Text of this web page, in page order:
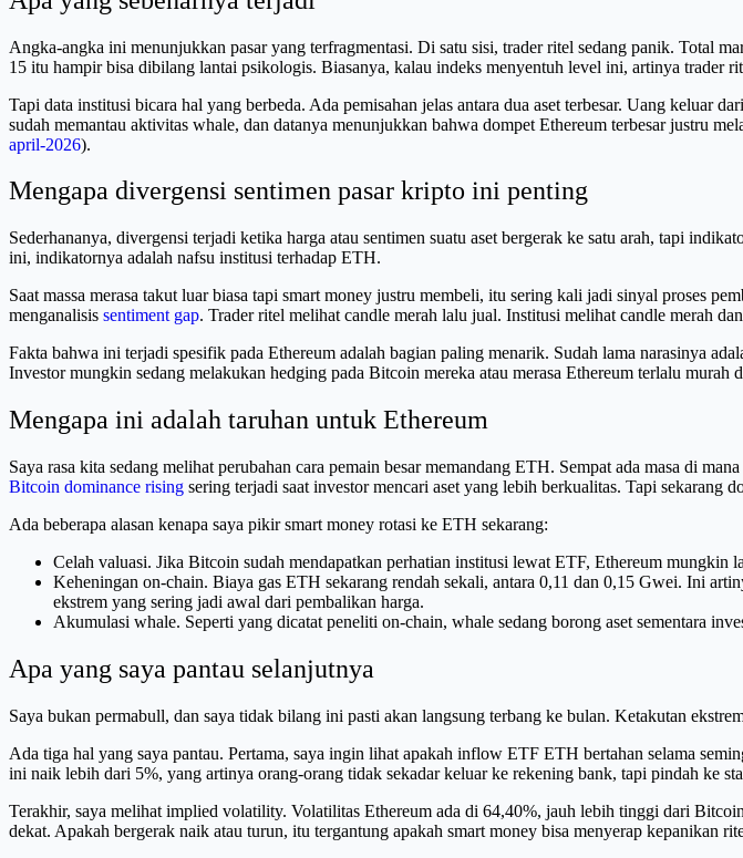
Angka-angka ini menunjukkan pasar yang terfragmentasi. Di satu sisi, trader ritel sedang panik. Total
15 itu hampir bisa dibilang lantai psikologis. Biasanya, kalau indeks menyentuh level ini, artinya trader
Tapi data institusi bicara hal yang berbeda. Ada pemisahan jelas antara dua aset terbesar. Uang
sudah memantau aktivitas whale, dan datanya menunjukkan bahwa dompet Ethereum terbesar justru
april-2026).
Mengapa divergensi sentimen pasar kripto ini penting
Sederhananya, divergensi terjadi ketika harga atau sentimen suatu aset bergerak ke satu arah, tapi
ini, indikatornya adalah nafsu institusi terhadap ETH.
Saat massa merasa takut luar biasa tapi smart money justru membeli, itu sering kali jadi sinyal proses
menganalisis sentiment gap. Trader ritel melihat candle merah lalu jual. Institusi melihat candle merah
Fakta bahwa ini terjadi spesifik pada Ethereum adalah bagian paling menarik. Sudah lama narasinya
Investor mungkin sedang melakukan hedging pada Bitcoin mereka atau merasa Ethereum terlalu murah
Mengapa ini adalah taruhan untuk Ethereum
Saya rasa kita sedang melihat perubahan cara pemain besar memandang ETH. Sempat ada masa di
Bitcoin dominance rising sering terjadi saat investor mencari aset yang lebih berkualitas. Tapi
Ada beberapa alasan kenapa saya pikir smart money rotasi ke ETH sekarang:
Celah valuasi. Jika Bitcoin sudah mendapatkan perhatian institusi lewat ETF, Ethereum
Keheningan on-chain. Biaya gas ETH sekarang rendah sekali, antara 0,11 dan 0,15 Gwei. Ini
ekstrem yang sering jadi awal dari pembalikan harga.
Akumulasi whale. Seperti yang dicatat peneliti on-chain, whale sedang borong aset sementara
Apa yang saya pantau selanjutnya
Saya bukan permabull, dan saya tidak bilang ini pasti akan langsung terbang ke bulan. Ketakutan
Ada tiga hal yang saya pantau. Pertama, saya ingin lihat apakah inflow ETF ETH bertahan selama
ini naik lebih dari 5%, yang artinya orang-orang tidak sekadar keluar ke rekening bank, tapi pindah ke
Terakhir, saya melihat implied volatility. Volatilitas Ethereum ada di 64,40%, jauh lebih tinggi dari
dekat. Apakah bergerak naik atau turun, itu tergantung apakah smart money bisa menyerap kepanikan